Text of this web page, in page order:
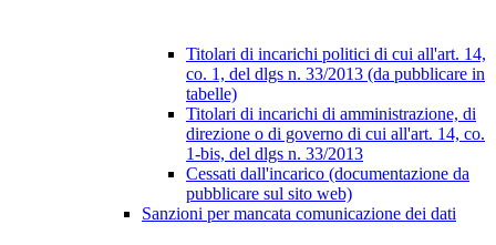
Titolari di incarichi politici di cui all'art. 14,
co. 1, del dlgs n. 33/2013 (da pubblicare in
tabelle)
Titolari di incarichi di amministrazione, di
direzione o di governo di cui all'art. 14, co.
1-bis, del dlgs n. 33/2013
Cessati dall'incarico (documentazione da
pubblicare sul sito web)
Sanzioni per mancata comunicazione dei dati